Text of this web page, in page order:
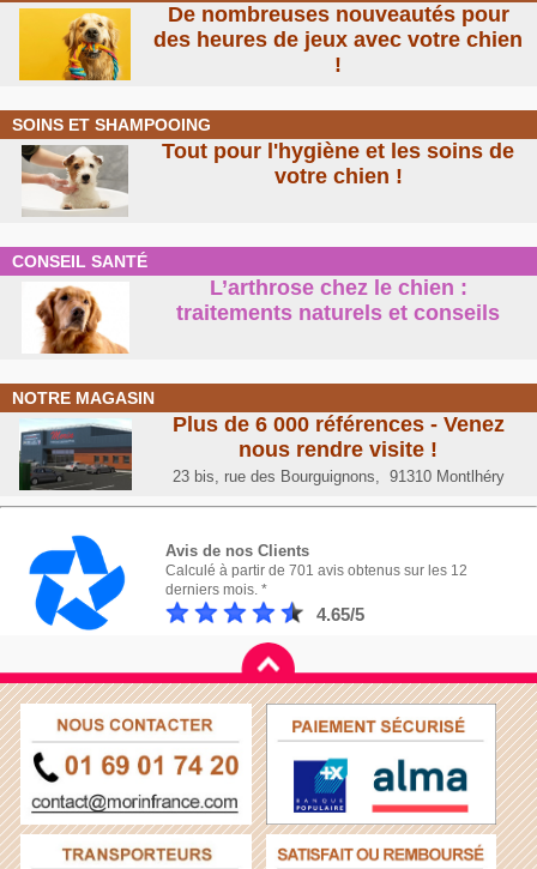
De nombreuses nouveautés pour
des heures de jeux avec votre chien
!
SOINS ET SHAMPOOING
Tout pour l'hygiène et les soins de
votre chien !
CONSEIL SANTÉ
L’arthrose chez le chien :
traitements naturels et conseil s
NOTRE MAGASIN
Plus de 6 000 références - Venez
nous rendre visite !
23 bis, rue des Bourguignons, 91310 Montlhéry
Avis de nos Clients
Calculé à partir de 701 avis obtenus sur les 12
derniers mois. *
4.65/5